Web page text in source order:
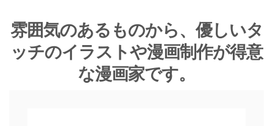
雰囲気のあるものから、優しいタ
ッチのイラストや漫画制作が得意
な漫画家です。